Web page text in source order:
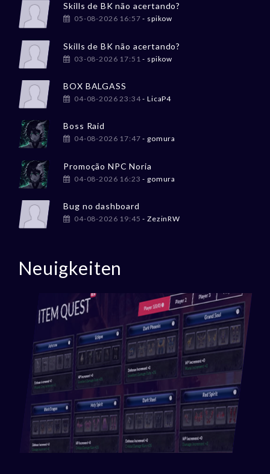
Skills de BK não acertando?
05-08-2026 16:57 - spikow
Skills de BK não acertando?
03-08-2026 17:51 - spikow
BOX BALGASS
04-08-2026 23:34- LicaP4
Boss Raid
04-08-2026 17:47 - gomura
Promoção NPC Noria
04-08-2026 16:23 - gomura
Bug no dashboard
04-08-2026 19:45 - ZezinRW
Neuigkeiten